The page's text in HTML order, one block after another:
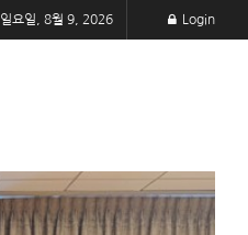
일요일, 8월 9, 2026 Login